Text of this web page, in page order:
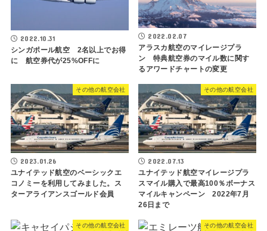
2022.10.31
シンガポール航空 2名以上でお得
に 航空券代が25%OFFに
2022.02.07
アラスカ航空のマイレージプラ
ン 特典航空券のマイル数に関す
るアワードチャートの変更
その他の航空会社
2023.01.26
ユナイテッド航空のベーシックエ
コノミーを利用してみました。ス
ターアライアンスゴールド会員
その他の航空会社
2022.07.13
ユナイテッド航空マイレージプラ
スマイル購入で最高100％ボーナス
マイルキャンペーン 2022年7月
26日まで
その他の航空会社 その他の航空会社